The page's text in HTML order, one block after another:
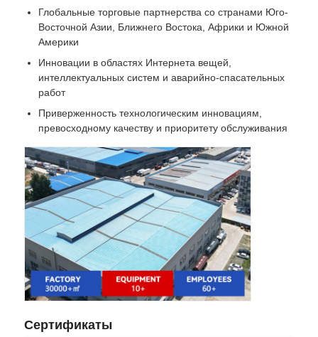
Глобальные торговые партнерства со странами Юго-
Восточной Азии, Ближнего Востока, Африки и Южной
Америки
Инновации в областях Интернета вещей,
интеллектуальных систем и аварийно-спасательных
работ
Приверженность технологическим инновациям,
превосходному качеству и приоритету обслуживания
Сертификаты